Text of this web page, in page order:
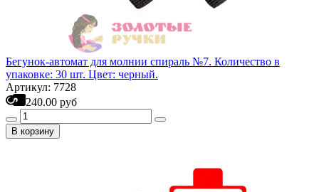
Бегунок-автомат для молнии спираль №7. Количество в
упаковке: 30 шт. Цвет: черный.
Артикул: 7728
240.00 руб
В корзину